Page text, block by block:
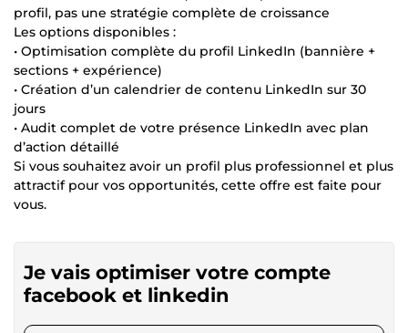
profil, pas une stratégie complète de croissance
Les options disponibles :
• Optimisation complète du profil LinkedIn (bannière +
sections + expérience)
• Création d’un calendrier de contenu LinkedIn sur 30
jours
• Audit complet de votre présence LinkedIn avec plan
d’action détaillé
Si vous souhaitez avoir un profil plus professionnel et plus
attractif pour vos opportunités, cette offre est faite pour
vous.
Je vais optimiser votre compte
facebook et linkedin